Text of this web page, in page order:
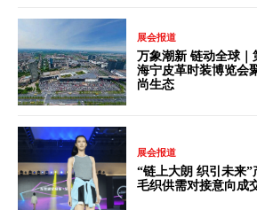
展会报道
万象潮新 链动全球｜
海宁皮革时装博览会
尚生态
展会报道
“链上大朗 织引未来
毛织供需对接意向成